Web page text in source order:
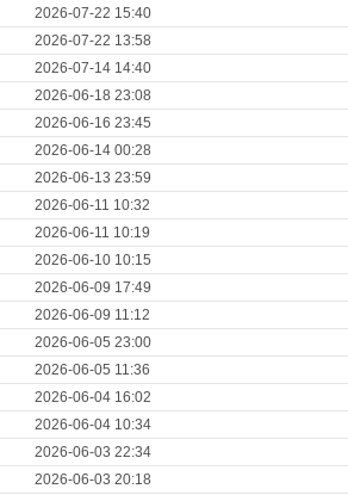
2026-07-22 15:40
2026-07-22 13:58
2026-07-14 14:40
2026-06-18 23:08
2026-06-16 23:45
2026-06-14 00:28
2026-06-13 23:59
2026-06-11 10:32
2026-06-11 10:19
2026-06-10 10:15
2026-06-09 17:49
2026-06-09 11:12
2026-06-05 23:00
2026-06-05 11:36
2026-06-04 16:02
2026-06-04 10:34
2026-06-03 22:34
2026-06-03 20:18